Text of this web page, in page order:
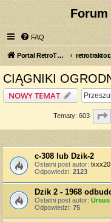
Forum
FAQ
Portal RetroTRAKTOR.pl
CIĄGNIKI
NOWY TEMAT
Tematy: 603
c-308 lub Dzik-2
Ostatni post autor: lxxx20
Odpowiedzi: 2123
Dzik 2 - 1968
Ostatni post autor: Ursus
Odpowiedzi: 75